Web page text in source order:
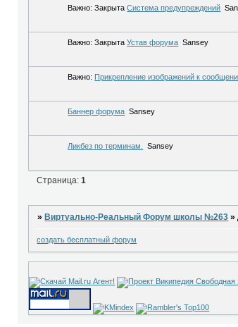
Важно: ЗакрытаСистема предупреждений
Важно: ЗакрытаУстав форума Sansey
Важно: Прикрепление изображений к
Баннер форума Sansey
Ликбез по терминам.
Sansey
Страница:1
» Виртуально-Реальный Форум школы №263 »
создать бесплатный форум